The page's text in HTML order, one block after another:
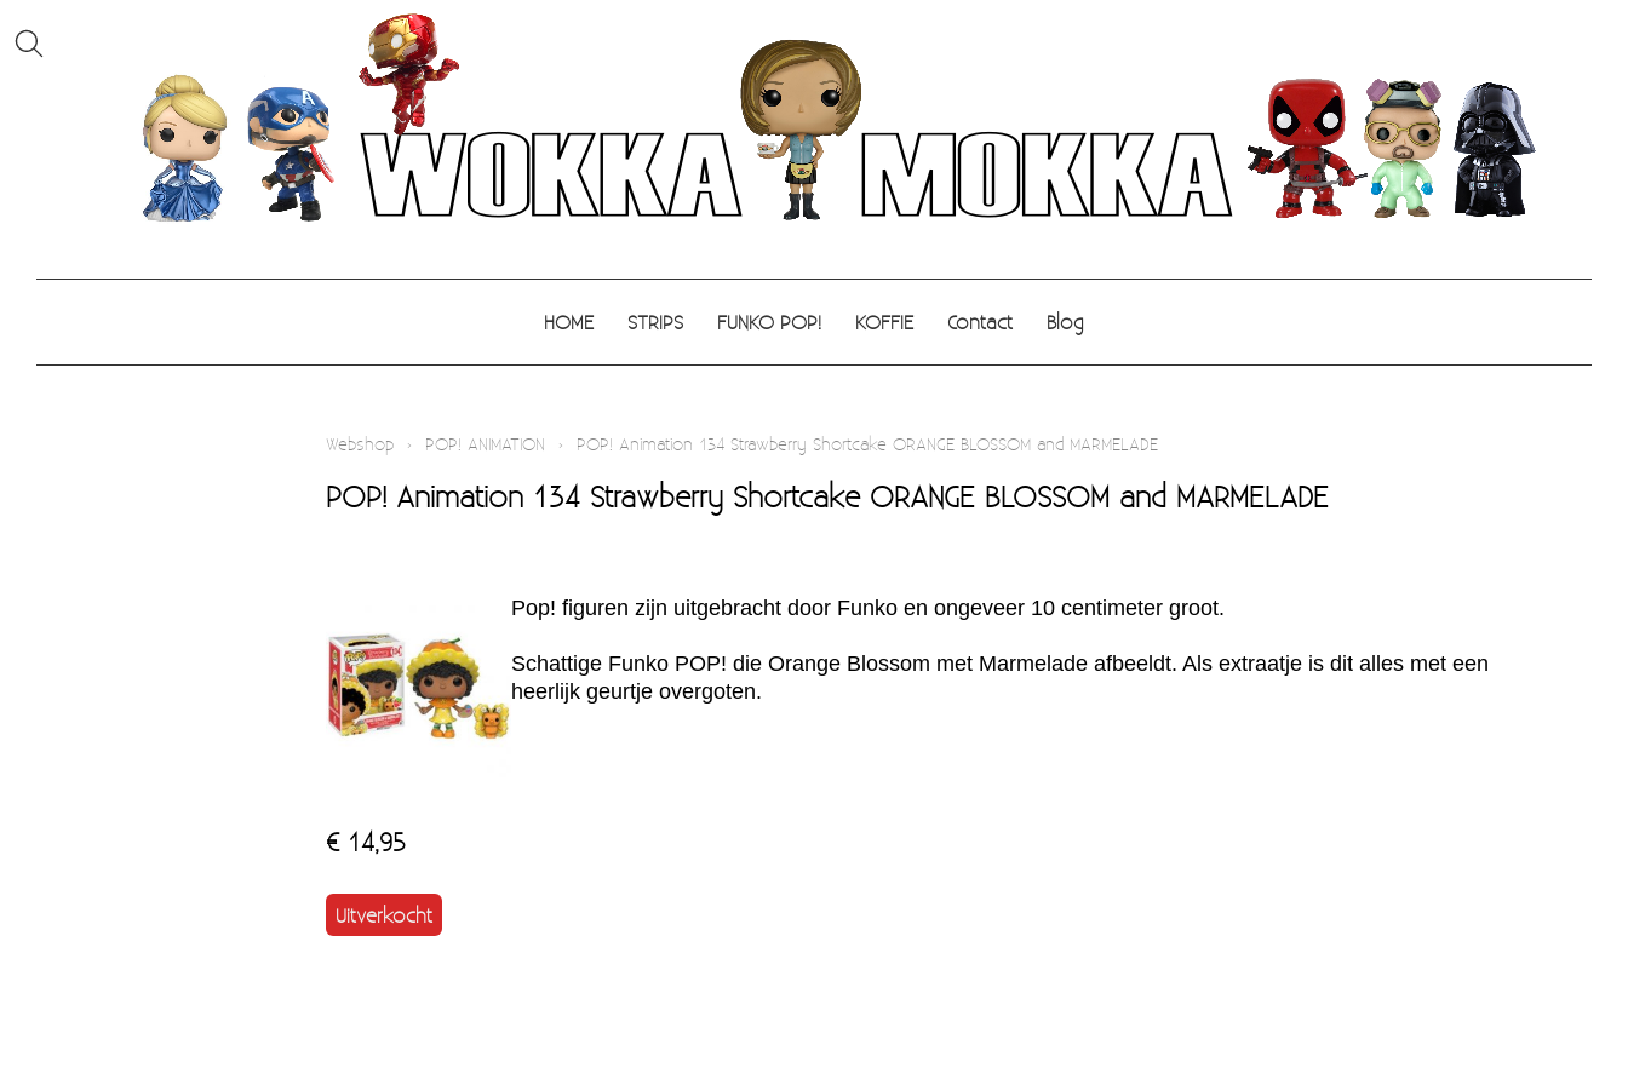
HOME STRIPS FUNKO POP! KOFFIE Contact Blog
Webshop › POP! ANIMATION › POP! Animation 134 Strawberry Shortcake ORANGE BLOSSOM and MARMELADE
POP! Animation 134 Strawberry Shortcake ORANGE BLOSSOM and MARMELADE
Pop! figuren zijn uitgebracht door Funko en ongeveer 10 centimeter groot.
Schattige Funko POP! die Orange Blossom met Marmelade afbeeldt. Als extraatje is dit alles met een
heerlijk geurtje overgoten.
€ 14,95
Uitverkocht